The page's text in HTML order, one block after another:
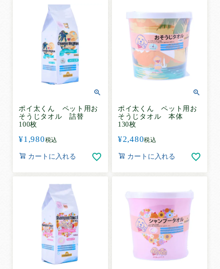
ポイ太くん ペット用お
そうじタオル 詰替
100枚
¥1,980税込
カートに入れる
ポイ太くん ペット用お
そうじタオル 本体
130枚
¥2,480税込
カートに入れる